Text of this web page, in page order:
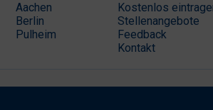
Aachen
Berlin
Pulheim
Kostenlos
Stellenangebote
Feedback
Kontakt